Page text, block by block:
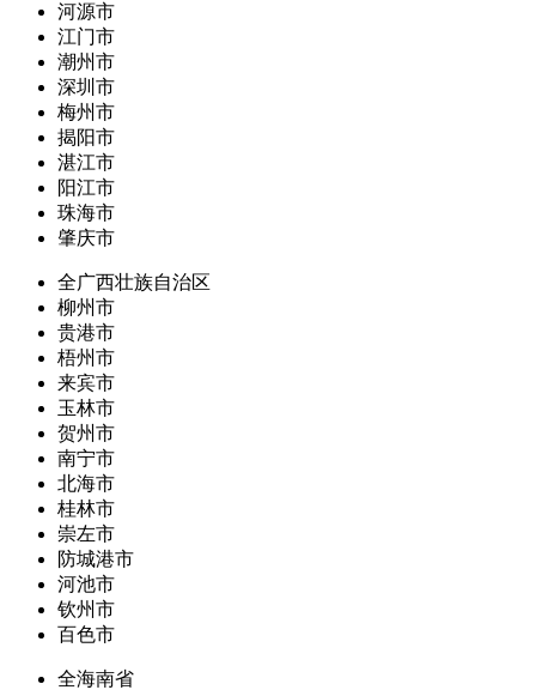
河源市
江门市
潮州市
深圳市
梅州市
揭阳市
湛江市
阳江市
珠海市
肇庆市
全广西壮族自治区
柳州市
贵港市
梧州市
来宾市
玉林市
贺州市
南宁市
北海市
桂林市
崇左市
防城港市
河池市
钦州市
百色市
全海南省